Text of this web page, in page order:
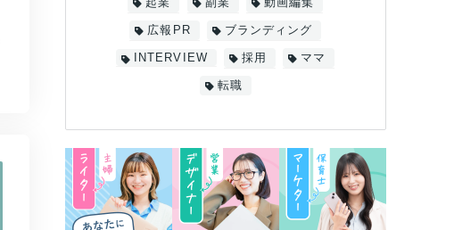
広報PR ブランディング
INTERVIEW 採用 ママ
転職